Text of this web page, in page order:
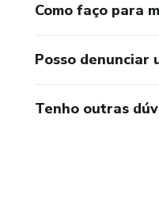
Como faço para
Posso denunciar
Tenho outras